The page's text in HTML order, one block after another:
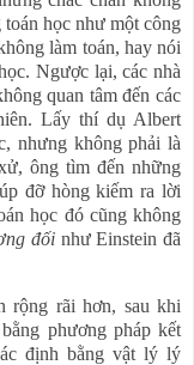
học như một công
làm toán, hay nói
Ngược lại, các nhà
quan tâm đến các
Lấy thí dụ Albert
nhưng không phải là
ông tìm đến những
đỡ hòng kiếm ra lời
học đó cũng không
đốinhư Einstein đã
rộng rãi hơn, sau khi
phương pháp kết
định bằng vật lý lý